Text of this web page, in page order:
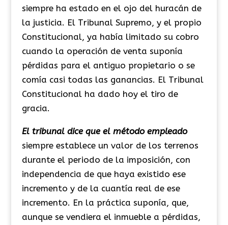
siempre ha estado en el ojo del huracán de
la justicia. El Tribunal Supremo, y el propio
Constitucional, ya había limitado su cobro
cuando la operación de venta suponía
pérdidas para el antiguo propietario o se
comía casi todas las ganancias. El Tribunal
Constitucional ha dado hoy el tiro de
gracia.
El tribunal dice que el método empleado
siempre establece un valor de los terrenos
durante el periodo de la imposición, con
independencia de que haya existido ese
incremento y de la cuantía real de ese
incremento. En la práctica suponía, que,
aunque se vendiera el inmueble a pérdidas,